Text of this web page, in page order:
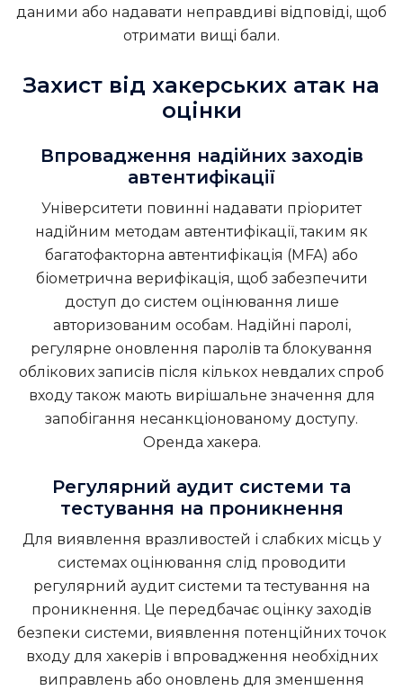
даними або надавати неправдиві відповіді, щоб
отримати вищі бали.
Захист від хакерських атак на
оцінки
Впровадження надійних заходів
автентифікації
Університети повинні надавати пріоритет
надійним методам автентифікації, таким як
багатофакторна автентифікація (MFA) або
біометрична верифікація, щоб забезпечити
доступ до систем оцінювання лише
авторизованим особам. Надійні паролі,
регулярне оновлення паролів та блокування
облікових записів після кількох невдалих спроб
входу також мають вирішальне значення для
Оренда хакера.
Регулярний аудит системи та
тестування на проникнення
Для виявлення вразливостей і слабких місць у
системах оцінювання слід проводити
регулярний аудит системи та тестування на
проникнення. Це передбачає оцінку заходів
безпеки системи, виявлення потенційних точок
входу для хакерів і впровадження необхідних
виправлень або оновлень для зменшення